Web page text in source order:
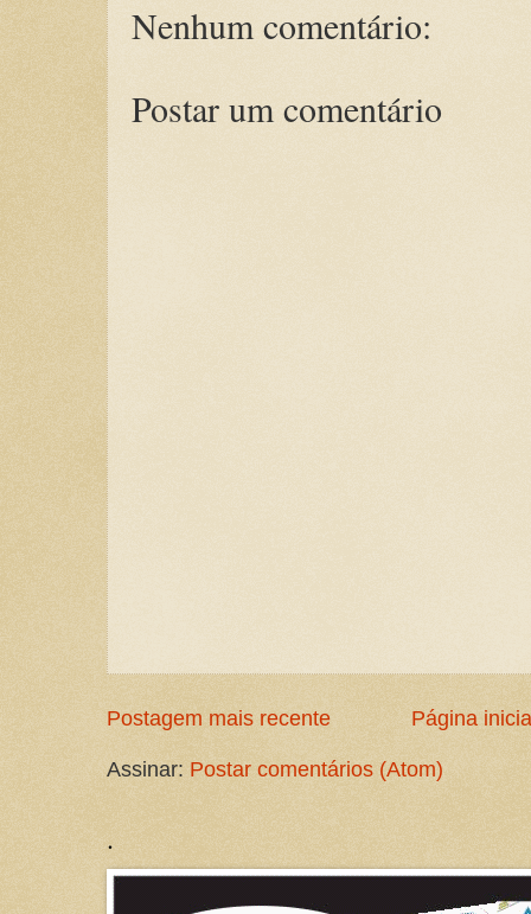
Nenhum comentário:
Postar um comentário
Postagem mais recente Página
Assinar: Postar comentários (Atom)
.